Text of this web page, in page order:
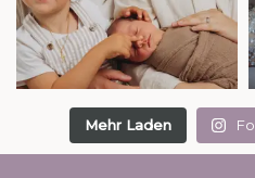
Mehr Laden